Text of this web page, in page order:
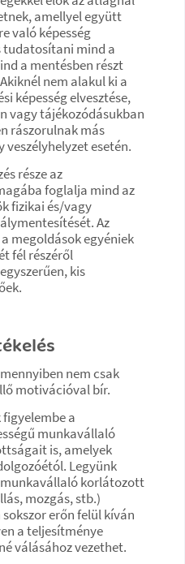
amellyel együtt
való képesség
tudatosítani mind a
a mentésben részt
nem alakul ki a
képesség elvesztése,
vagy tájékozódásukban
rászorulnak más
veszélyhelyzet esetén.
része az
foglalja mind az
fizikai és/vagy
Az
megoldások egyéniek
fél részéről
kis
nem csak
motivációval bír.
figyelembe a
munkavállaló
is, amelyek
Legyünk
korlátozott
mozgás, stb.)
erőn felül kíván
a teljesítménye
válásához vezethet.